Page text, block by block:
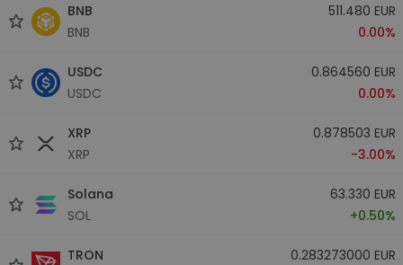
BNB
BNB
511.480 EUR
0.00%
USDC
USDC
0.864560 EUR
0.00%
XRP
XRP
0.878503 EUR
-3.00%
Solana
SOL
63.330 EUR
+0.50%
TRON
0.283273000 EUR